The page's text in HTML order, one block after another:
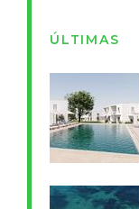
ÚLTIMAS